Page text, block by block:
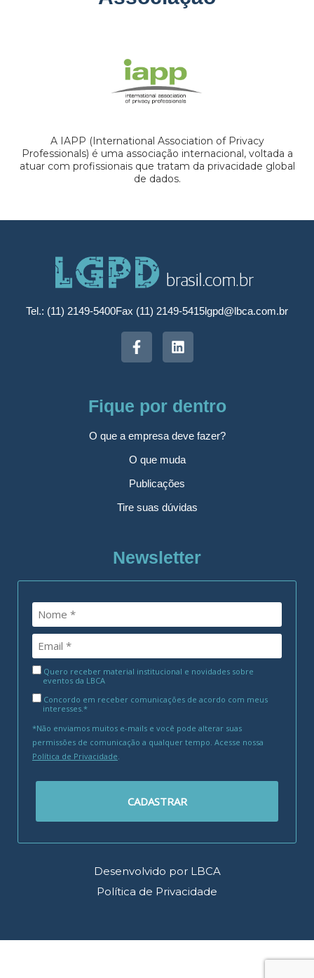
A IAPP (International Association of Privacy
Professionals) é uma associação internacional, voltada a
atuar com profissionais que tratam da privacidade global
de dados.
Tel.: (11) 2149-5400Fax (11) 2149-5415lgpd@lbca.com.br
Fique por dentro
O que a empresa deve fazer?
O que muda
Publicações
Tire suas dúvidas
Newsletter
Quero receber material institucional e novidades sobre
eventos da LBCA
Concordo em receber comunicações de acordo com meus
interesses.*
*Não enviamos muitos e-mails e você pode alterar suas
permissões de comunicação a qualquer tempo. Acesse nossa
Política de Privacidade.
CADASTRAR
Desenvolvido por LBCA
Política de Privacidade